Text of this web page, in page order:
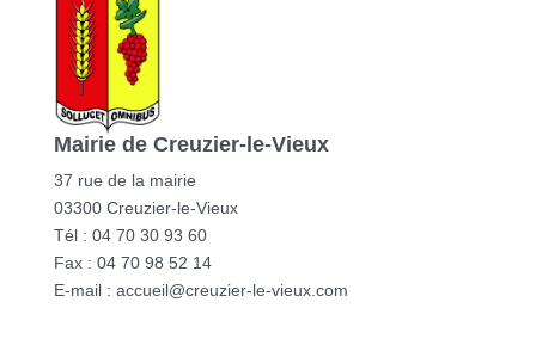
Mairie de Creuzier-le-Vieux
37 rue de la mairie
03300 Creuzier-le-Vieux
Tél : 04 70 30 93 60
Fax : 04 70 98 52 14
E-mail : accueil@creuzier-le-vieux.com